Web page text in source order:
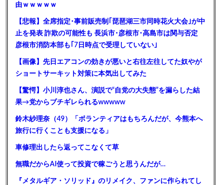
由ｗｗｗｗｗ
【悲報】全席指定･事前販売制｢琵琶湖三市同時花火大会｣が中
止を発表 詐欺の可能性も 長浜市･彦根市･高島市は関与否定
彦根市消防本部も｢7日時点で受理していない｣
【画像】先日エアコンの効きが悪いと右往左往してた奴やが
ショートサーキット対策に本気出してみた
【驚愕】小川淳也さん、演説で“自党の大失態”を漏らした結
果→党からブチギレられるwwwww
鈴木紗理奈（49）「ボランティアはもちろんだが、今熊本へ
旅行に行くことも支援になる」
車修理出したら返ってこなくて草
無職だからAI使って投資で稼ごうと思うんだが…
『メタルギア・ソリッド』のリメイク、ファンに作られてし